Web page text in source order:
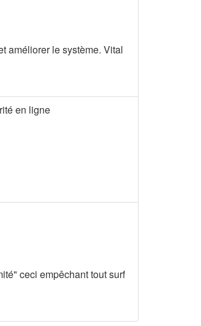
améliorer le système. Vital
en ligne
ceci empêchant tout surf